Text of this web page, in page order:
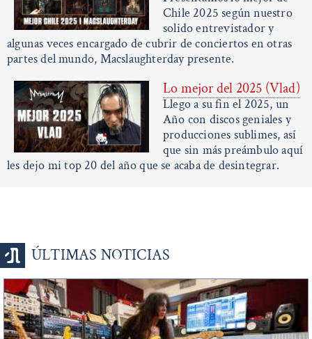
Chile 2025 según nuestro
solido entrevistador y
algunas veces encargado de cubrir de conciertos en otras
partes del mundo, Macslaughterday presente.
Lo mejor del 2025 (Vlad)
Llego a su fin el 2025, un
Año con discos geniales y
producciones sublimes, así
que sin más preámbulo aquí
les dejo mi top 20 del año que se acaba de desintegrar.
ÚLTIMAS NOTICIAS